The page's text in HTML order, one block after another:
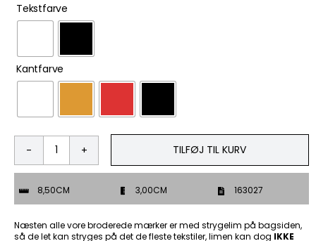
Tekstfarve
Kantfarve
Life
is
journey
not
a
distination
TILFØJ TIL KURV
8,50CM 3,00CM 163027
Næsten alle vore broderede mærker er med strygelim på bagsiden,
så de let kan stryges på det de fleste tekstiler, limen kan dog IKKE